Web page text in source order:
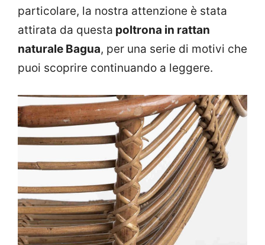
particolare, la nostra attenzione è stata
attirata da questa poltrona in rattan
naturale Bagua, per una serie di motivi che
puoi scoprire continuando a leggere.